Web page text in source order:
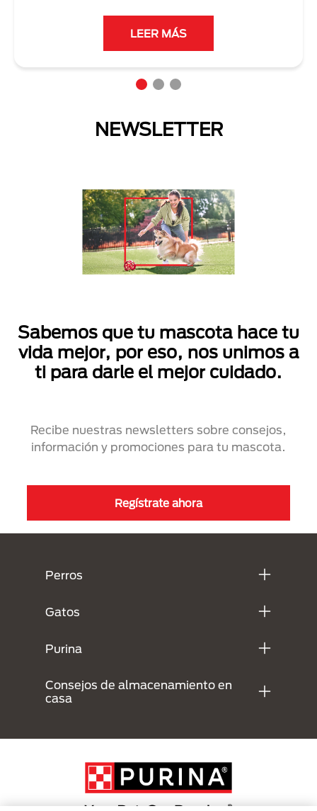
LEER MÁS
NEWSLETTER
Sabemos que tu mascota hace tu
vida mejor, por eso, nos unimos a
ti para darle el mejor cuidado.
Recibe nuestras newsletters sobre consejos,
información y promociones para tu mascota.
Regístrate ahora
Perros
Gatos
Purina
Consejos de almacenamiento en
casa